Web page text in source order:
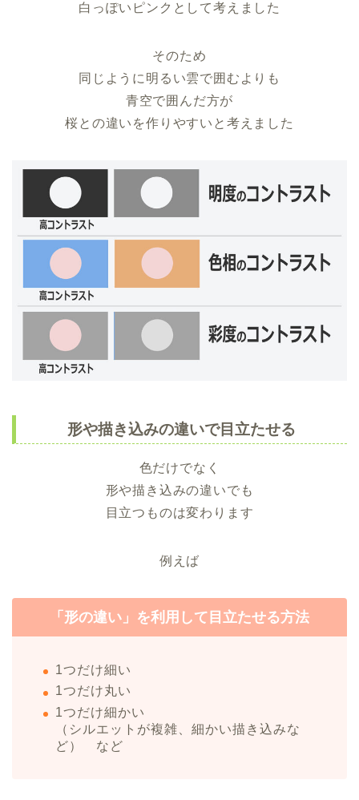
白っぽいピンクとして考えました
そのため
同じように明るい雲で囲むよりも
青空で囲んだ方が
桜との違いを作りやすいと考えました
形や描き込みの違いで目立たせる
色だけでなく
形や描き込みの違いでも
目立つものは変わります
例えば
「形の違い」を利用して目立たせる方法
1つだけ細い
1つだけ丸い
1つだけ細かい
（シルエットが複雑、細かい描き込みな
ど） など